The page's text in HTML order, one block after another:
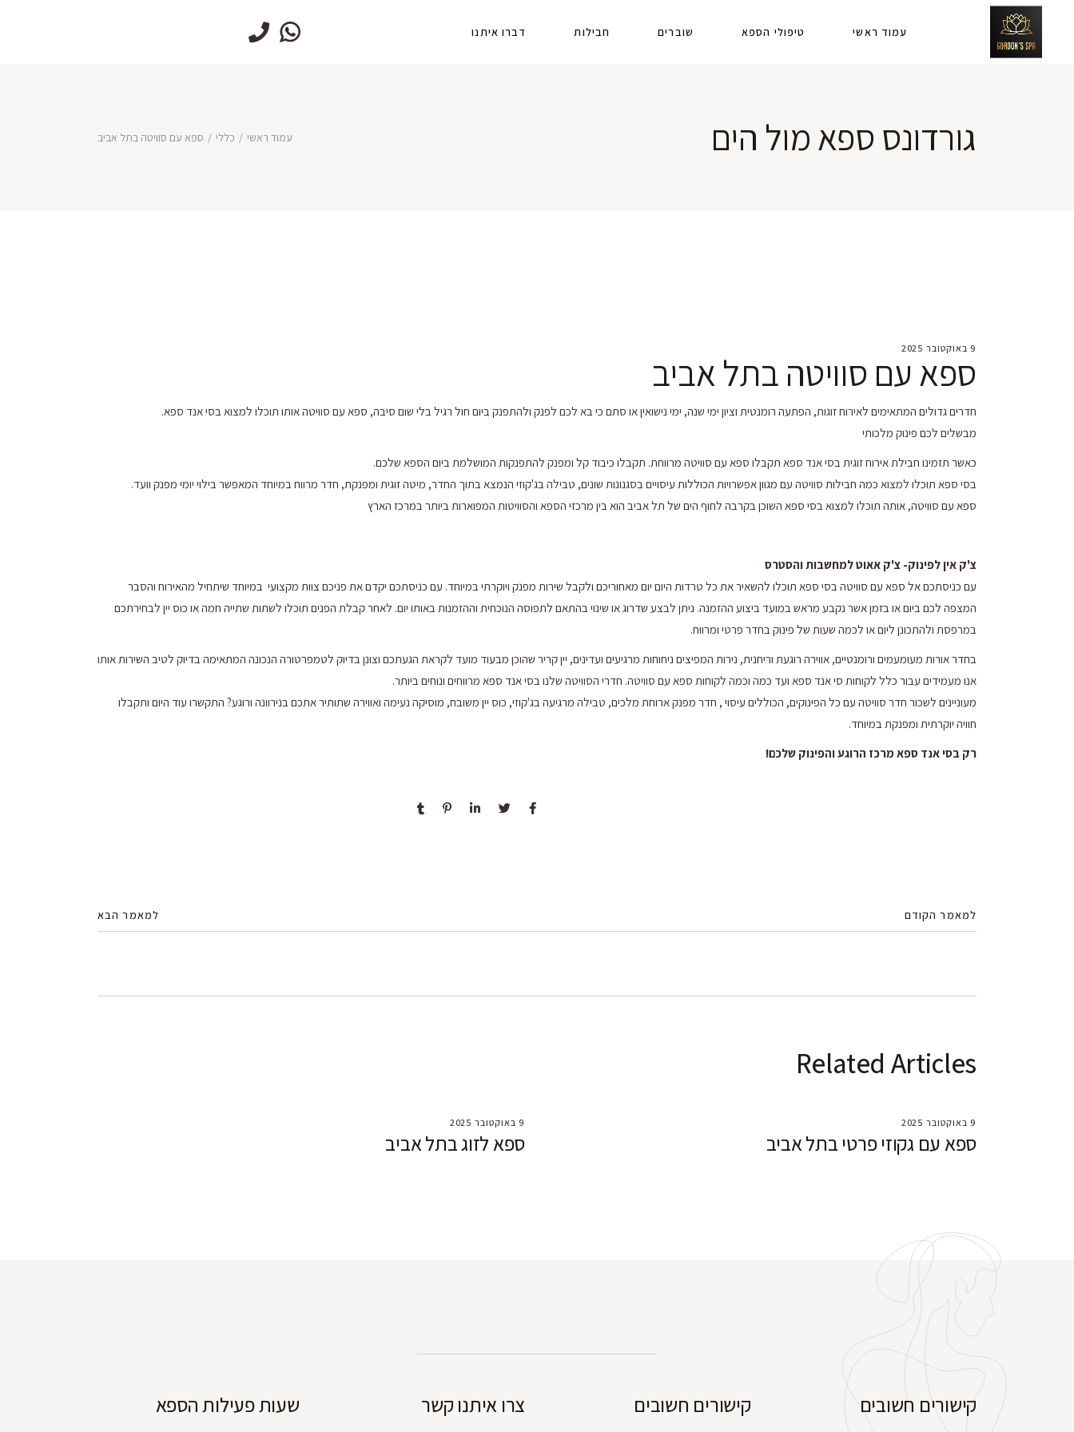
עמוד ראשי טיפולי הספא שוברים חבילות דברו איתנו
גורדונס ספא מול הים עמוד ראשי כללי ספא עם סוויטה בתל אביב
9 באוקטובר 2025
ספא עם סוויטה בתל אביב
חדרים גדולים המתאימים לאירוח זוגות, הפתעה רומנטית וציון ימי שנה, ימי נישואין או סתם כי בא לכם לפנק ולהתפנק ביום חול רגיל בלי שום סיבה, ספא עם סוויטה אותו תוכלו למצוא בסי אנד ספא.
מבשלים לכם פינוק מלכותי
כאשר תזמינו חבילת אירוח זוגית בסי אנד ספא תקבלו ספא עם סוויטה מרווחת. תקבלו כיבוד קל ומפנק להתפנקות המושלמת ביום הספא שלכם.
בסי ספא תוכלו למצוא כמה חבילות סוויטה עם מגוון אפשרויות הכוללות עיסויים בסגנונות שונים, טבילה בג'קוזי הנמצא בתוך החדר, מיטה זוגית ומפנקת, חדר מרווח במיוחד המאפשר בילוי יומי מפנק וועד.
ספא עם סוויטה, אותה תוכלו למצוא בסי ספא השוכן בקרבה לחוף הים של תל אביב הוא בין מרכזי הספא והסוויטות המפוארות ביותר במרכז הארץ
צ'ק אין לפינוק- צ'ק אאוט למחשבות והסטרס
עם כניסתכם אל ספא עם סוויטה בסי ספא תוכלו להשאיר את כל טרדות היום יום מאחוריכם ולקבל שירות מפנק ויוקרתי במיוחד. עם כניסתכם יקדם את פניכם צוות מקצועי במיוחד שיתחיל מהאירוח והסבר
המצפה לכם ביום או בזמן אשר נקבע מראש במועד ביצוע ההזמנה. ניתן לבצע שדרוג או שינוי בהתאם לתפוסה הנוכחית וההזמנות באותו יום. לאחר קבלת הפנים תוכלו לשתות שתייה חמה או כוס יין לבחירתכם
במרפסת ולהתכונן ליום או לכמה שעות של פינוק בחדר פרטי ומרווח.
בחדר אורות מעומעמים ורומנטיים, אווירה רוגעת וריחנית, נירות המפיצים ניחוחות מרגיעים ועדינים, יין קריר שהוכן מבעוד מועד לקראת הגעתכם וצונן בדיוק לטמפרטורה הנכונה המתאימה בדיוק לטיב השירות אותו
אנו מעמידים עבור כלל לקוחות סי אנד ספא ועד כמה וכמה לקוחות ספא עם סוויטה. חדרי הסוויטה שלנו בסי אנד ספא מרווחים ונוחים ביותר.
מעוניינים לשכור חדר סוויטה עם כל הפינוקים, הכוללים עיסוי , חדר מפנק ארוחת מלכים, טבילה מרגיעה בג'קוזי, כוס יין משובח, מוסיקה נעימה ואווירה שתותיר אתכם בנירוונה ורוגע? התקשרו עוד היום ותקבלו
חוויה יוקרתית ומפנקת במיוחד.
רק בסי אנד ספא מרכז הרוגע והפינוק שלכם!
למאמר הקודם למאמר הבא
Related Articles
9 באוקטובר 2025
ספא עם גקוזי פרטי בתל אביב
9 באוקטובר 2025
ספא לזוג בתל אביב
קישורים חשובים קישורים חשובים צרו איתנו קשר שעות פעילות הספא